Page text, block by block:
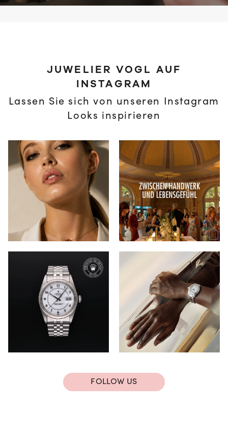
JUWELIER VOGL AUF
INSTAGRAM
Lassen Sie sich von unseren Instagram
Looks inspirieren
FOLLOW US